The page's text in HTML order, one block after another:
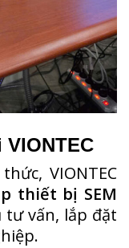
VIONTEC
thiết bị SEM
tư vấn, lắp đặt